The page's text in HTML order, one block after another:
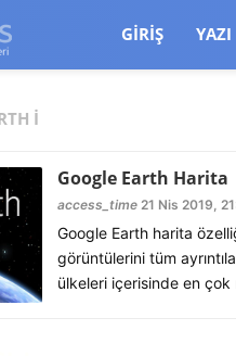
GIRIŞ YAZI
I
Google Earth Harita
access_time 21 Nis 2019,
Google Earth harita
görüntülerini tüm
ülkeleri içerisinde en çok